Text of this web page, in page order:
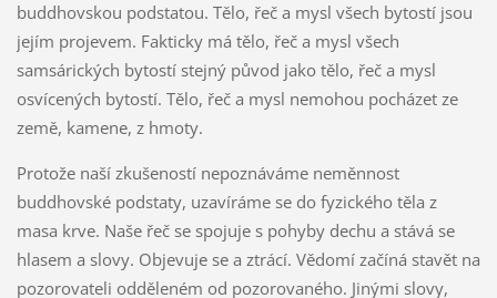
buddhovskou podstatou. Tělo, řeč a mysl všech bytostí jsou
jejím projevem. Fakticky má tělo, řeč a mysl všech
samsárických bytostí stejný původ jako tělo, řeč a mysl
osvícených bytostí. Tělo, řeč a mysl nemohou pocházet ze
země, kamene, z hmoty.
Protože naší zkušeností nepoznáváme neměnnost
buddhovské podstaty, uzavíráme se do fyzického těla z
masa krve. Naše řeč se spojuje s pohyby dechu a stává se
hlasem a slovy. Objevuje se a ztrácí. Vědomí začíná stavět na
pozorovateli odděleném od pozorovaného. Jinými slovy,